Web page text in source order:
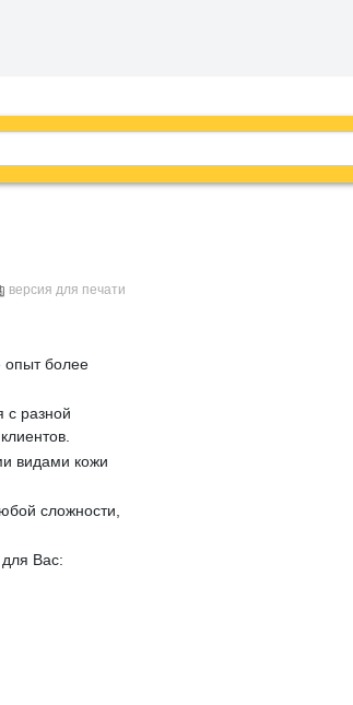
версия для печати
опыт более
с разной
видами кожи
сложности,
Вас: